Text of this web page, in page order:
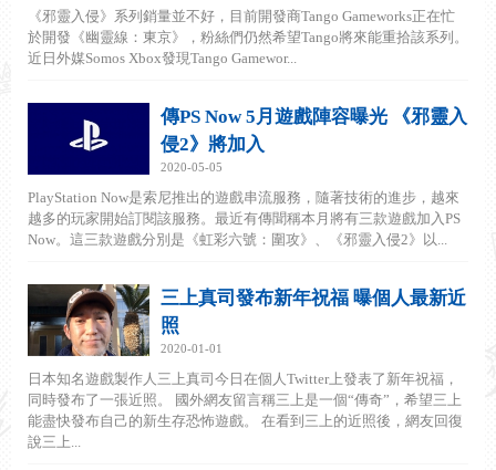
《邪靈入侵》系列銷量並不好，目前開發商Tango Gameworks正在忙
於開發《幽靈線：東京》，粉絲們仍然希望Tango將來能重拾該系列。
近日外媒Somos Xbox發現Tango Gamewor...
傳PS Now 5月遊戲陣容曝光 《邪靈入
侵2》將加入
2020-05-05
PlayStation Now是索尼推出的遊戲串流服務，隨著技術的進步，越來
越多的玩家開始訂閱該服務。最近有傳聞稱本月將有三款遊戲加入PS
Now。這三款遊戲分別是《虹彩六號：圍攻》、《邪靈入侵2》以...
三上真司發布新年祝福 曝個人最新近
照
2020-01-01
日本知名遊戲製作人三上真司今日在個人Twitter上發表了新年祝福，
同時發布了一張近照。 國外網友留言稱三上是一個“傳奇”，希望三上
能盡快發布自己的新生存恐怖遊戲。 在看到三上的近照後，網友回復
說三上...